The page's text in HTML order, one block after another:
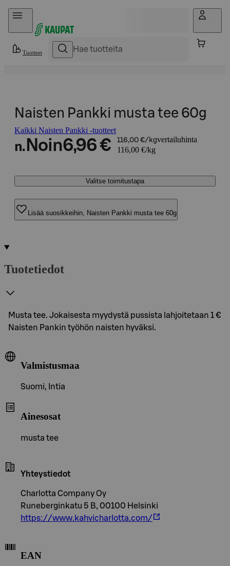
Hyppää sisältöön
Tuotteet
Naisten Pankki musta tee 60g
Kaikki Naisten Pankki -tuotteet
n. Noin6,96 € 116,00 €/kgvertailuhinta
116,00 €/kg
Valitse toimitustapa
Lisää suosikkeihin, Naisten Pankki musta tee 60g
Tuotetiedot
Musta tee. Jokaisesta myydystä pussista lahjoitetaan 1 €
Naisten Pankin työhön naisten hyväksi.
Valmistusmaa
Suomi, Intia
Ainesosat
musta tee
Yhteystiedot
Charlotta Company Oy
Runeberginkatu 5 B, 00100 Helsinki
https://www.kahvicharlotta.com/
EAN